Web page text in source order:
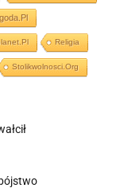
Religia
Stolikwolnosci.org